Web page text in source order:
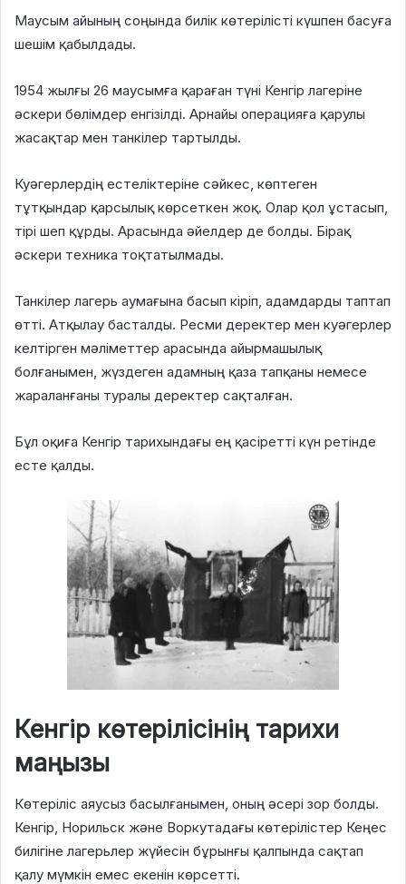
Маусым айының соңында билік көтерілісті күшпен басуға
шешім қабылдады.
1954 жылғы 26 маусымға қараған түні Кенгір лагеріне
әскери бөлімдер енгізілді. Арнайы операцияға қарулы
жасақтар мен танкілер тартылды.
Куәгерлердің естеліктеріне сәйкес, көптеген
тұтқындар қарсылық көрсеткен жоқ. Олар қол ұстасып,
тірі шеп құрды. Арасында әйелдер де болды. Бірақ
әскери техника тоқтатылмады.
Танкілер лагерь аумағына басып кіріп, адамдарды таптап
өтті. Атқылау басталды. Ресми деректер мен куәгерлер
келтірген мәліметтер арасында айырмашылық
болғанымен, жүздеген адамның қаза тапқаны немесе
жараланғаны туралы деректер сақталған.
Бұл оқиға Кенгір тарихындағы ең қасіретті күн ретінде
есте қалды.
Кенгір көтерілісінің тарихи
маңызы
Көтеріліс аяусыз басылғанымен, оның әсері зор болды.
Кенгір, Норильск және Воркутадағы көтерілістер Кеңес
билігіне лагерьлер жүйесін бұрынғы қалпында сақтап
қалу мүмкін емес екенін көрсетті.